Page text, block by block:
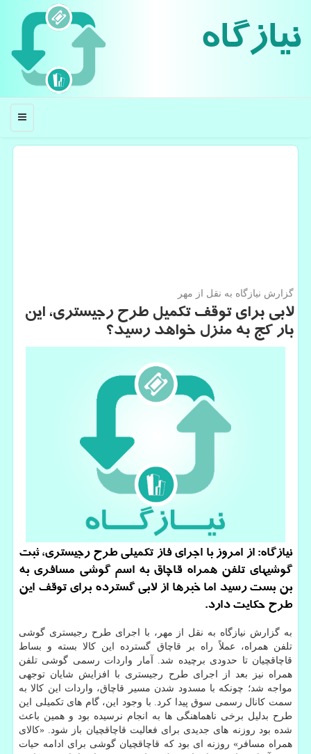
نیازگاه
منو
گزارش نیازگاه به نقل از مهر
لابی برای توقف تكمیل طرح رجیستری، این
بار كج به منزل خواهد رسید؟
نیازگاه: از امروز با اجرای فاز تكمیلی طرح رجیستری، ثبت
گوشیهای تلفن همراه قاچاق به اسم گوشی مسافری به
بن بست رسید اما خبرها از لابی گسترده برای توقف این
طرح حكایت دارد.
به گزارش نیازگاه به نقل از مهر، با اجرای طرح رجیستری گوشی
تلفن همراه، عملاً راه بر قاچاق گسترده این كالا بسته و بساط
قاچاقچیان تا حدودی برچیده شد. آمار واردات رسمی گوشی تلفن
همراه نیز بعد از اجرای طرح رجیستری با افزایش شایان توجهی
مواجه شد؛ چونكه با مسدود شدن مسیر قاچاق، واردات این كالا به
سمت كانال رسمی سوق پیدا كرد. با وجود این، گام های تكمیلی این
طرح بدلیل برخی ناهماهنگی ها به انجام نرسیده بود و همین باعث
شده بود روزنه های جدیدی برای فعالیت قاچاقچیان باز شود. «كالای
همراه مسافر» روزنه ای بود كه قاچاقچیان گوشی برای ادامه حیات